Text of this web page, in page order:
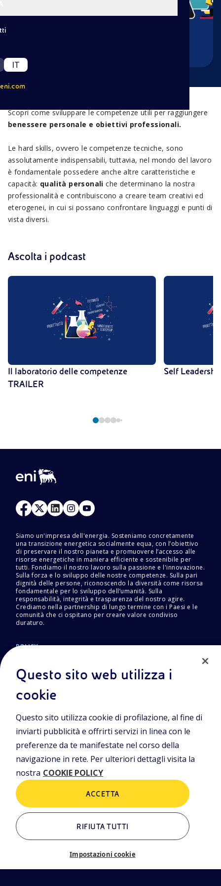
IT
eni.com
Scopri come sviluppare le competenze utili per raggiungere
benessere personale e obiettivi professionali.
Le hard skills, ovvero le competenze tecniche, sono
assolutamente indispensabili, tuttavia, nel mondo del lavoro
è fondamentale possedere anche altre caratteristiche e
capacità: qualità personali che determinano la nostra
professionalità e contribuiscono a creare team creativi ed
eterogenei, in cui si possano confrontare linguaggi e punti di
vista diversi.
Ascolta i podcast
Il laboratorio delle competenze
TRAILER
Self
Siamo un'impresa dell'energia. Sosteniamo concretamente
una transizione energetica socialmente equa, con l’obiettivo
di preservare il nostro pianeta e promuovere l’accesso alle
risorse energetiche in maniera efficiente e sostenibile per
tutti. Fondiamo il nostro lavoro sulla passione e l'innovazione.
Sulla forza e lo sviluppo delle nostre competenze. Sulla pari
dignità delle persone, riconoscendo la diversità come risorsa
fondamentale per lo sviluppo dell’umanità. Sulla
responsabilità, integrità e trasparenza del nostro agire.
Crediamo nella partnership di lungo termine con i Paesi e le
comunità che ci ospitano per creare valore condiviso
duraturo.
POLICY
Cookie Policy
Sede Legale
Piazzale Enrico Mattei, 1 00144 Roma
Sedi secondarie
(MI)
Capitale sociale
€ 4.005.358.876,00 i.v.
C. Fiscale e Registro Imprese di Roma
n. 00484960588
Partita IVA
n. 00905811006
Questo sito web utilizza i
cookie
Questo sito utilizza cookie di profilazione, al fine di
inviarti pubblicità e offrirti servizi in linea con le
preferenze da te manifestate nel corso della
navigazione in rete. Per ulteriori dettagli visita la
nostra COOKIE POLICY
Impostazioni cookie
RIFIUTA TUTTI
ACCETTA